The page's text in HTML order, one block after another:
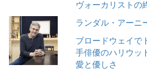
ヴォーカリストの
ランダル・アーニ
ブロードウェイで
手俳優のハリウッ
愛と優しさ